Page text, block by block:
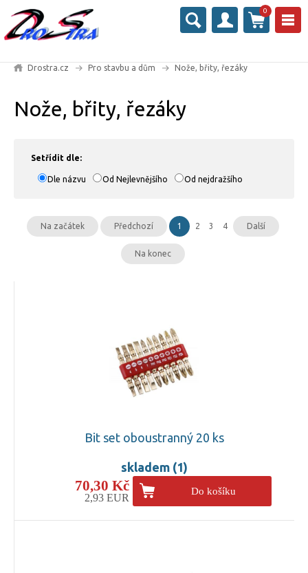
0
Drostra.cz Pro stavbu a dům Nože, břity, řezáky
Nože, břity, řezáky
Setřídit dle:
Dle názvu Od Nejlevnějšího Od nejdražšího
Na začátek Předchozí 1 2 3 4 Další
Na konec
Bit set oboustranný 20 ks
skladem (1)
70,30 Kč
2,93 EUR
Do košíku